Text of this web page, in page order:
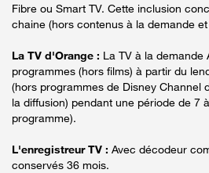
Fibre ou Smart TV. Cette inclusion
chaine (hors contenus à la demande
La TV d'Orange : La TV à la
programmes (hors films) à partir du
(hors programmes de Disney Channel
la diffusion) pendant une période de 7
programme).
L'enregistreur TV : Avec décodeur
conservés 36 mois.